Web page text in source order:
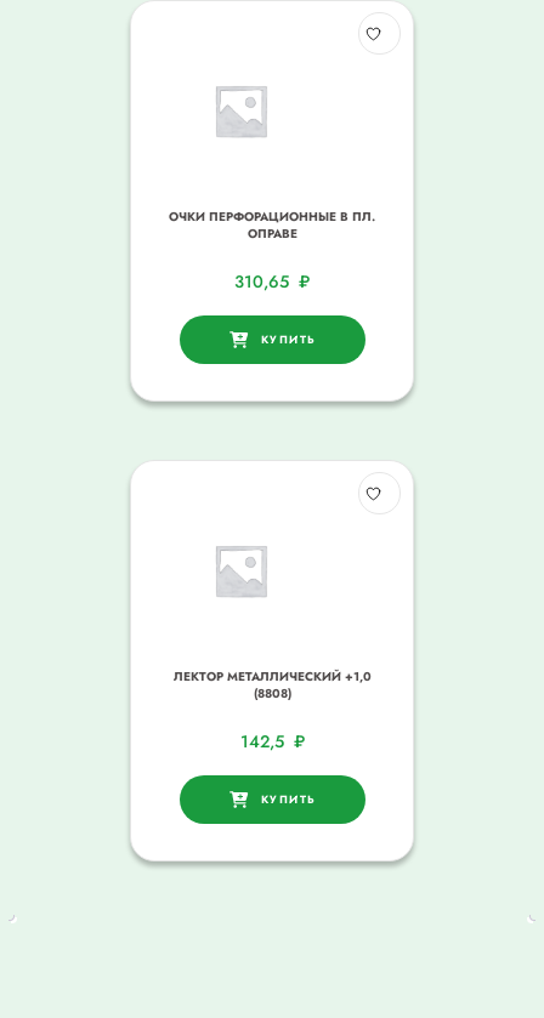
ОЧКИ ПЕРФОРАЦИОННЫЕ В ПЛ.
ОПРАВЕ
310,65 ₽
КУПИТЬ
ЛЕКТОР МЕТАЛЛИЧЕСКИЙ +1,0
(8808)
142,5 ₽
КУПИТЬ